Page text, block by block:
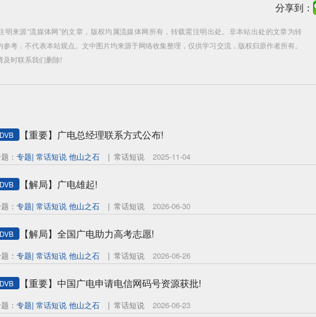
分享到：
明来源“流媒体网”的文章，版权均属流媒体网所有，转载需注明出处。非本站出处的文章为转
参考，不代表本站观点。文中图片均来源于网络收集整理，仅供学习交流，版权归原作者所有。
及时联系我们删除!
DVB 【重要】广电总经理联系方式公布!
： 专题| 常话短说 他山之石 | 常话短说 2025-11-04
DVB 【解局】广电雄起!
： 专题| 常话短说 他山之石 | 常话短说 2026-06-30
DVB 【解局】全国广电助力高考志愿!
： 专题| 常话短说 他山之石 | 常话短说 2026-06-26
DVB 【重要】中国广电申请电信网码号资源获批!
： 专题| 常话短说 他山之石 | 常话短说 2026-06-23